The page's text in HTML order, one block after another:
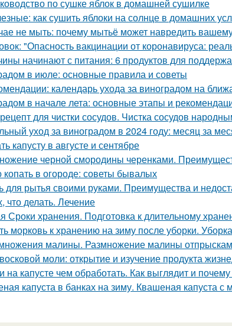
по сушке яблок в домашней сушилке
как сушить яблоки на солнце в домашних
не мыть: почему мытьё может навредить
"Опасность вакцинации от коронавируса:
начинают с питания: 6 продуктов для
в июле: основные правила и советы
календарь ухода за виноградом на
в начале лета: основные этапы и
для чистки сосудов. Чистка сосудов
уход за виноградом в 2024 году: месяц за
капусту в августе и сентябре
черной смородины черенками.
копать в огороде: советы бывалых
для рытья своими руками. Преимущества и
что делать. Лечение
Сроки хранения. Подготовка к длительному
морковь к хранению на зиму после уборки.
малины. Размножение малины
моли: открытие и изучение продукта
на капусте чем обработать. Как выглядит и
капуста в банках на зиму. Квашеная капуста